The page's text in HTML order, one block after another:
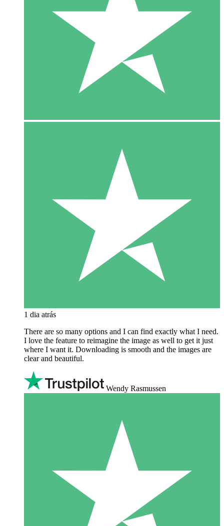
1 dia atrás
There are so many options and I can find exactly what I need.
I love the feature to reimagine the image as well to get it just
where I want it. Downloading is smooth and the images are
clear and beautiful.
Wendy Rasmussen